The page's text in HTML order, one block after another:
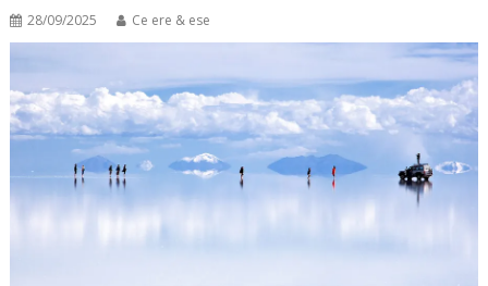
28/09/2025 Ce ere & ese